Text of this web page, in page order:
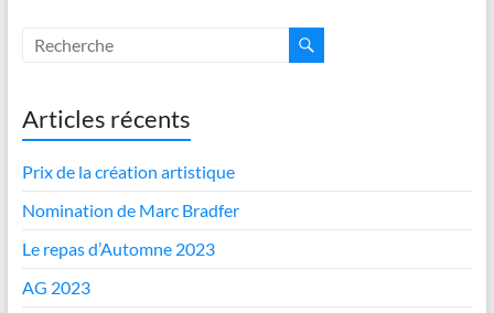
Articles récents
Prix de la création artistique
Nomination de Marc Bradfer
Le repas d’Automne 2023
AG 2023